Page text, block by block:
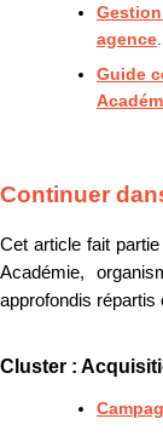
agence
Guide
Continuer
Cet article fait
Académie,
approfondis répartis
Cluster :